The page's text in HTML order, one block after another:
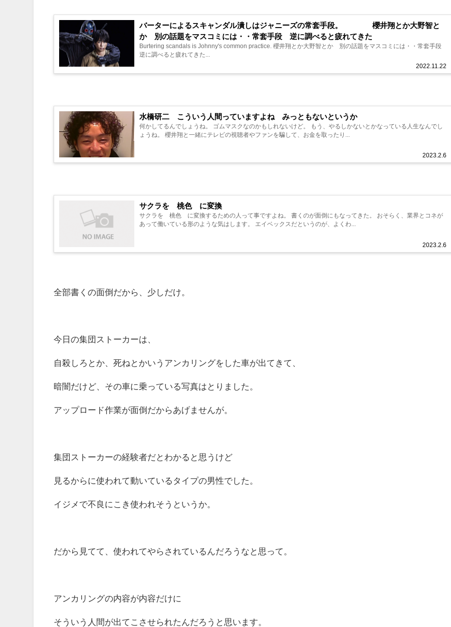
バーターによるスキャンダル潰しはジャニーズの常套手段。 櫻井翔とか大野智と
か 別の話題をマスコミには・・常套手段 逆に調べると疲れてきた
2022.11.22
Burtering scandals is Johnny's common practice. 櫻井翔とか大野智とか 別の話題をマスコミには・・常套手段
逆に調べると疲れてきた...
水橋研二 こういう人間っていますよね みっともないというか
2023.2.6
何かしてるんでしょうね。 ゴムマスクなのかもしれないけど。 もう、やるしかないとかなっている人生なんでし
ょうね。 櫻井翔と一緒にテレビの視聴者やファンを騙して、お金を取ったり...
サクラを 桃色 に変換
2023.2.6
サクラを 桃色 に変換するための人って事ですよね。 書くのが面倒にもなってきた。 おそらく、業界とコネが
あって働いている形のような気はします。 エイベックスだというのが、よくわ...
全部書くの面倒だから、少しだけ。
今日の集団ストーカーは、
自殺しろとか、死ねとかいうアンカリングをした車が出てきて、
暗闇だけど、その車に乗っている写真はとりました。
アップロード作業が面倒だからあげませんが。
集団ストーカーの経験者だとわかると思うけど
見るからに使われて動いているタイプの男性でした。
イジメで不良にこき使われそうというか。
だから見てて、使われてやらされているんだろうなと思って。
アンカリングの内容が内容だけに
そういう人間が出てこさせられたんだろうと思います。